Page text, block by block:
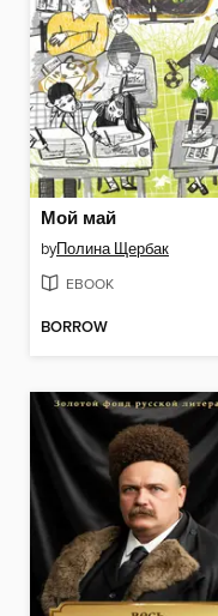
Мой май
byПолина Щербак
EBOOK
BORROW